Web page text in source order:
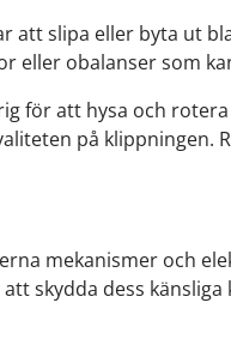
att slipa eller byta ut
eller obalanser som
för att hysa och
på klippningen.
mekanismer och
skydda dess